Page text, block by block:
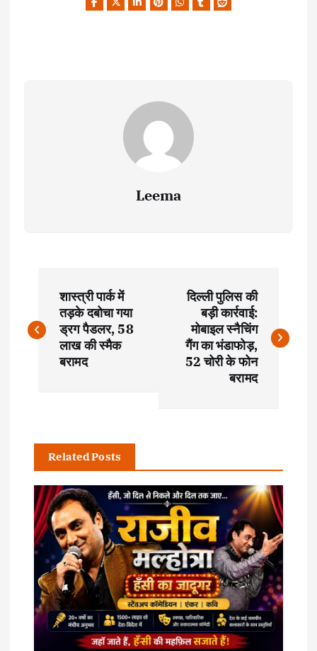
Leema
o
v
g
a
t
शास्त्री पार्क में
तड़के दबोचा गया
ड्रग पैडलर, 58
लाख की स्मैक
बरामद
दिल्ली पुलिस की
बड़ी कार्रवाई:
मोबाइल स्नैचिंग
गैंग का भंडाफोड़,
52 चोरी के फोन
बरामद
Related Posts